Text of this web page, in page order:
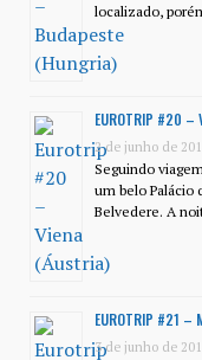
localizado,
EUROTRIP #20 –
2 de junho de
Seguindo
um belo Palácio
Belvedere. A
EUROTRIP #21 –
3 de junho de